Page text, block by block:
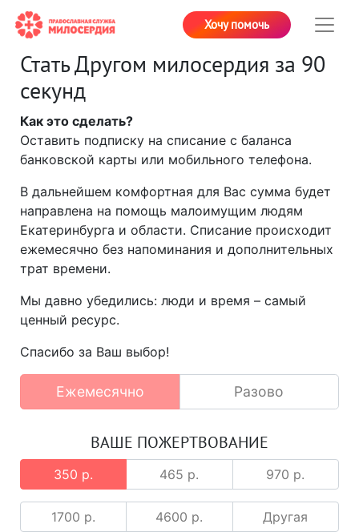
Хочу помочь
Стать Другом милосердия за 90
секунд
Как это сделать?
Оставить подписку на списание с баланса
банковской карты или мобильного телефона.
В дальнейшем комфортная для Вас сумма будет
направлена на помощь малоимущим людям
Екатеринбурга и области. Списание происходит
ежемесячно без напоминания и дополнительных
трат времени.
Мы давно убедились: люди и время – самый
ценный ресурс.
Спасибо за Ваш выбор!
Ежемесячно Разово
ВАШЕ ПОЖЕРТВОВАНИЕ
350 р. 465 р. 970 р.
1700 р. 4600 р. Другая